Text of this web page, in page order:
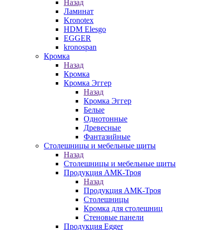
Назад
Ламинат
Kronotex
HDM Elesgo
EGGER
kronospan
Кромка
Назад
Кромка
Кромка Эггер
Назад
Кромка Эггер
Белые
Однотонные
Древесные
Фантазийные
Столешницы и мебельные щиты
Назад
Столешницы и мебельные щиты
Продукция АМК-Троя
Назад
Продукция АМК-Троя
Столешницы
Кромка для столешниц
Стеновые панели
Продукция Egger